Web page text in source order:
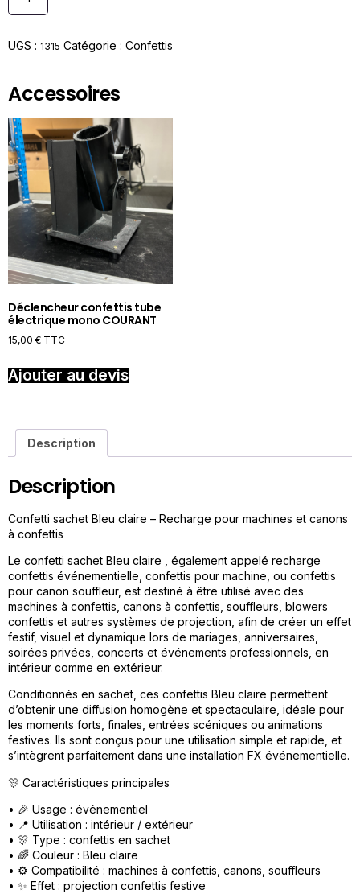
UGS : 1315 Catégorie : Confettis
Accessoires
Déclencheur confettis tube
électrique mono COURANT
15,00 € TTC
Ajouter au devis
Description
Description
Confetti sachet Bleu claire – Recharge pour machines et canons
à confettis
Le confetti sachet Bleu claire , également appelé recharge
confettis événementielle, confettis pour machine, ou confettis
pour canon souffleur, est destiné à être utilisé avec des
machines à confettis, canons à confettis, souffleurs, blowers
confettis et autres systèmes de projection, afin de créer un effet
festif, visuel et dynamique lors de mariages, anniversaires,
soirées privées, concerts et événements professionnels, en
intérieur comme en extérieur.
Conditionnés en sachet, ces confettis Bleu claire permettent
d’obtenir une diffusion homogène et spectaculaire, idéale pour
les moments forts, finales, entrées scéniques ou animations
festives. Ils sont conçus pour une utilisation simple et rapide, et
s’intègrent parfaitement dans une installation FX événementielle.
🎊 Caractéristiques principales
• 🎉 Usage : événementiel
• 📍 Utilisation : intérieur / extérieur
• 🎊 Type : confettis en sachet
• 🌈 Couleur : Bleu claire
• ⚙️ Compatibilité : machines à confettis, canons, souffleurs
• ✨ Effet : projection confettis festive